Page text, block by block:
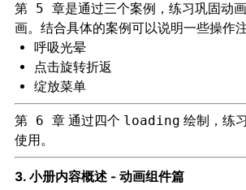
第 5 章是通过三个案例，练习巩固动
画。结合具体的案例可以说明一些操作注
呼吸光晕
点击旋转折返
绽放菜单
第 6 章通过四个 loading 绘制，练
使用。
3. 小册内容概述 - 动画组件篇